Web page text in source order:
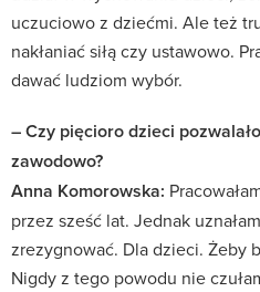
uczuciowo z dziećmi. Ale też
nakłaniać siłą czy ustawowo.
dawać ludziom wybór.
– Czy pięcioro dzieci
zawodowo?
Anna Komorowska:
przez sześć lat. Jednak
zrezygnować. Dla dzieci. Żeby
Nigdy z tego powodu nie